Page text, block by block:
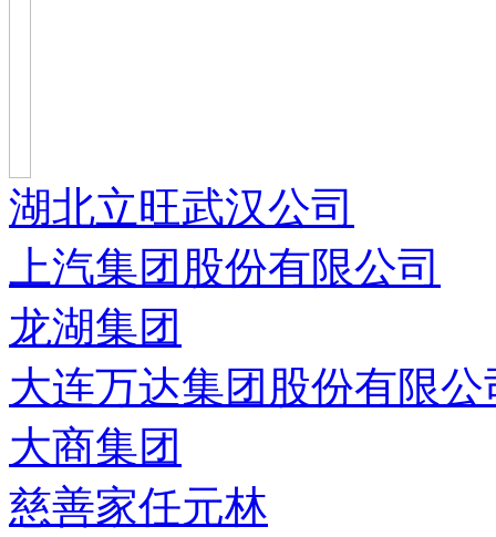
湖北立旺武汉公司
上汽集团股份有限公司
龙湖集团
大连万达集团股份有限公
大商集团
慈善家任元林